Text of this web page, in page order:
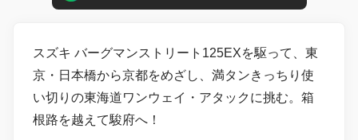
スズキ バーグマンストリート125EXを駆って、東
京・日本橋から京都をめざし、満タンきっちり使
い切りの東海道ワンウェイ・アタックに挑む。箱
根路を越えて駿府へ！